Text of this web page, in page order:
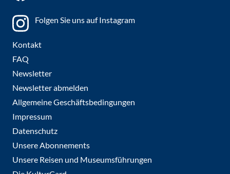
Folgen Sie uns auf Instagram
Kontakt
FAQ
Newsletter
Newsletter abmelden
Allgemeine Geschäftsbedingungen
Impressum
Datenschutz
Unsere Abonnements
Unsere Reisen und Museumsführungen